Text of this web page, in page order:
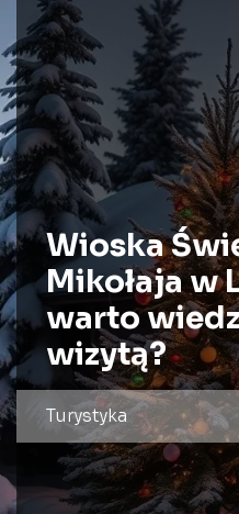
Wioska
Mikołaja w
warto
wizytą?
Turystyka